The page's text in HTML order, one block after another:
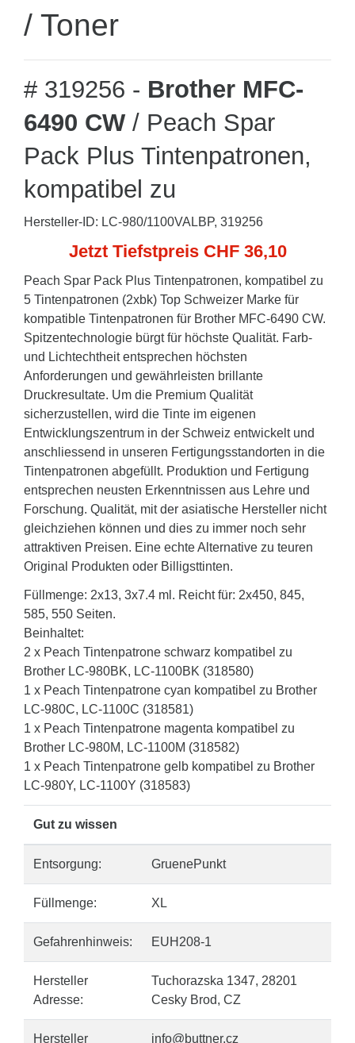
/ Toner
# 319256 - Brother MFC-
6490 CW / Peach Spar
Pack Plus Tintenpatronen,
kompatibel zu
Hersteller-ID: LC-980/1100VALBP, 319256
Jetzt Tiefstpreis CHF 36,10
Peach Spar Pack Plus Tintenpatronen, kompatibel zu
5 Tintenpatronen (2xbk) Top Schweizer Marke für
kompatible Tintenpatronen für Brother MFC-6490 CW.
Spitzentechnologie bürgt für höchste Qualität. Farb-
und Lichtechtheit entsprechen höchsten
Anforderungen und gewährleisten brillante
Druckresultate. Um die Premium Qualität
sicherzustellen, wird die Tinte im eigenen
Entwicklungszentrum in der Schweiz entwickelt und
anschliessend in unseren Fertigungsstandorten in die
Tintenpatronen abgefüllt. Produktion und Fertigung
entsprechen neusten Erkenntnissen aus Lehre und
Forschung. Qualität, mit der asiatische Hersteller nicht
gleichziehen können und dies zu immer noch sehr
attraktiven Preisen. Eine echte Alternative zu teuren
Original Produkten oder Billigsttinten.
Füllmenge: 2x13, 3x7.4 ml. Reicht für: 2x450, 845,
585, 550 Seiten.
Beinhaltet:
2 x Peach Tintenpatrone schwarz kompatibel zu
Brother LC-980BK, LC-1100BK (318580)
1 x Peach Tintenpatrone cyan kompatibel zu Brother
LC-980C, LC-1100C (318581)
1 x Peach Tintenpatrone magenta kompatibel zu
Brother LC-980M, LC-1100M (318582)
1 x Peach Tintenpatrone gelb kompatibel zu Brother
LC-980Y, LC-1100Y (318583)
Gut zu wissen
Entsorgung: GruenePunkt
Füllmenge: XL
Gefahrenhinweis: EUH208-1
Hersteller
Adresse:
Tuchorazska 1347, 28201
Cesky Brod, CZ
Hersteller
info@buttner.cz